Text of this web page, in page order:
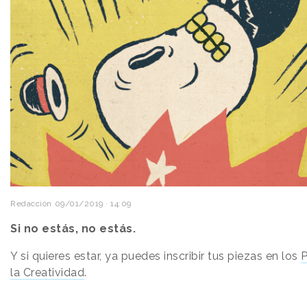
Redacción 09/01/2019 · 14:09
Si no estás, no estás.
Y si quieres estar, ya puedes inscribir tus piezas en los
la Creatividad.